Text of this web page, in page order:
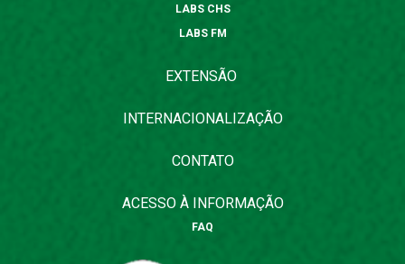
LABS CHS
LABS FM
EXTENSÃO
INTERNACIONALIZAÇÃO
CONTATO
ACESSO À INFORMAÇÃO
FAQ